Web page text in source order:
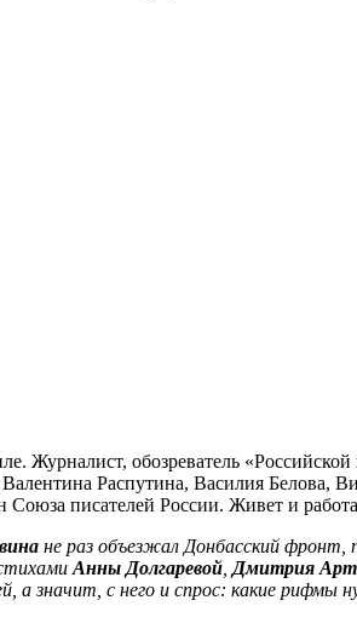
обозреватель
Распутина, Василия Белова,
писателей России. Живет и
не раз объезжал Донбасский фронт,
Анны Долгаревой Дмитрия
значит, с него и спрос: какие